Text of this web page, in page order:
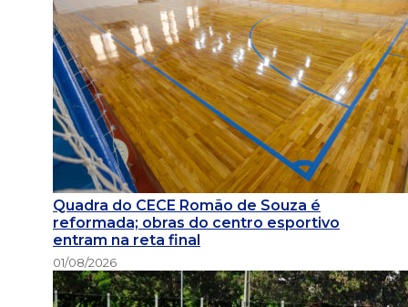
Quadra do CECE Romão de Souza é
reformada; obras do centro esportivo
entram na reta final
01/08/2026